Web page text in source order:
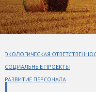
ЭКОЛОГИЧЕСКАЯ
СОЦИАЛЬНЫЕ ПРОЕКТЫ
РАЗВИТИЕ ПЕРСОНАЛА